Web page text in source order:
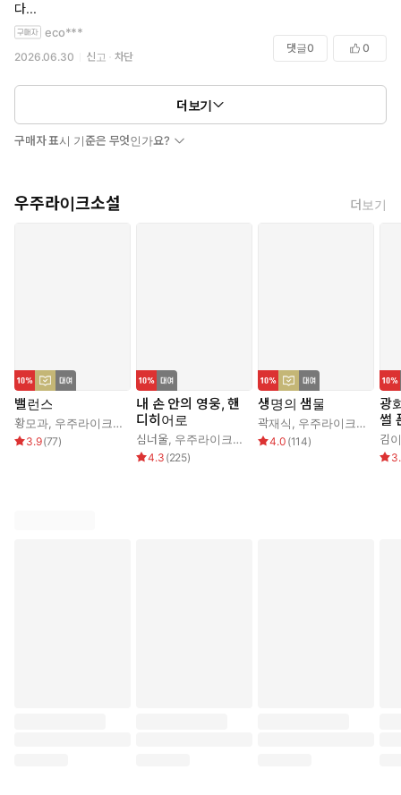
다...
eco***
2026.06.30 신고 차단
댓글0 0
더보기
구매자 표시 기준은 무엇인가요?
우주라이크소설 더보기
밸런스
황모과, 우주라이크소설
3.9(77)
내 손 안의 영웅, 핸
디히어로
심너울, 우주라이크소설
4.3 (225)
생명의 샘물
곽재식, 우주라이크소설
4.0 (114)
광
썰
김